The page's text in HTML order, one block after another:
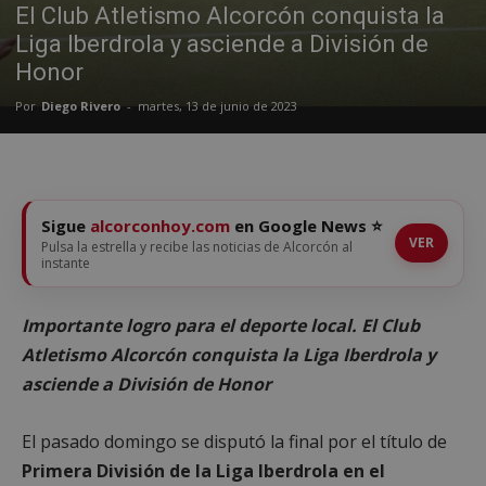
El Club Atletismo Alcorcón conquista la
Liga Iberdrola y asciende a División de
Honor
Por Diego Rivero - martes, 13 de junio de 2023
Sigue alcorconhoy.com en Google News ⭐
Pulsa la estrella y recibe las noticias de Alcorcón al
instante
VER
Importante logro para el deporte local. El Club
Atletismo Alcorcón conquista la Liga Iberdrola y
asciende a División de Honor
El pasado domingo se disputó la final por el título de
Primera División de la Liga Iberdrola en el